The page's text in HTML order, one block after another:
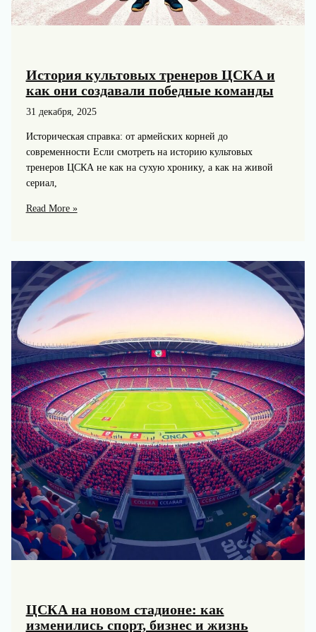
История культовых тренеров ЦСКА и
как они создавали победные команды
31 декабря, 2025
Историческая справка: от армейских корней до
современности Если смотреть на историю культовых
тренеров ЦСКА не как на сухую хронику, а как на живой
сериал,
История
как
они
создавали
победные
команды
Read More »
ЦСКА на новом стадионе: как
изменились спорт, бизнес и жизнь